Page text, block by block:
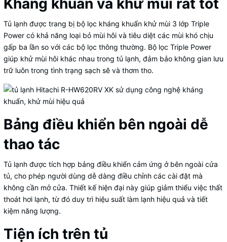
Kháng khuẩn và khử mùi rất tốt
Tủ lạnh được trang bị bộ lọc kháng khuẩn khử mùi 3 lớp Triple
Power có khả năng loại bỏ mùi hôi và tiêu diệt các mùi khó chịu
gấp ba lần so với các bộ lọc thông thường. Bộ lọc Triple Power
giúp khử mùi hôi khác nhau trong tủ lạnh, đảm bảo không gian lưu
trữ luôn trong tình trạng sạch sẽ và thơm tho.
Bảng điều khiển bên ngoài dễ
thao tác
Tủ lạnh được tích hợp bảng điều khiển cảm ứng ở bên ngoài cửa
tủ, cho phép người dùng dễ dàng điều chỉnh các cài đặt mà
không cần mở cửa. Thiết kế hiện đại này giúp giảm thiểu việc thất
thoát hơi lạnh, từ đó duy trì hiệu suất làm lạnh hiệu quả và tiết
kiệm năng lượng.
Tiện ích trên tủ